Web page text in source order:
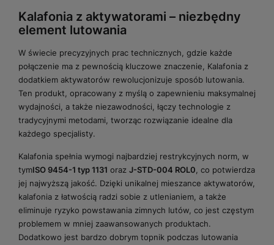
Kalafonia z aktywatorami – niezbędny
element lutowania
W świecie precyzyjnych prac technicznych, gdzie każde
połączenie ma z pewnością kluczowe znaczenie, Kalafonia z
dodatkiem aktywatorów rewolucjonizuje sposób lutowania.
Ten produkt, opracowany z myślą o zapewnieniu maksymalnej
wydajności, a także niezawodności, łączy technologie z
tradycyjnymi metodami, tworząc rozwiązanie idealne dla
każdego specjalisty.
Kalafonia spełnia wymogi najbardziej restrykcyjnych norm, w
tymISO 9454-1 typ 1131 oraz J-STD-004 ROL0, co potwierdza
jej najwyższą jakość. Dzięki unikalnej mieszance aktywatorów,
kalafonia z łatwością radzi sobie z utlenianiem, a także
eliminuje ryzyko powstawania zimnych lutów, co jest częstym
problemem w mniej zaawansowanych produktach.
Dodatkowo jest bardzo dobrym topnik podczas lutowania